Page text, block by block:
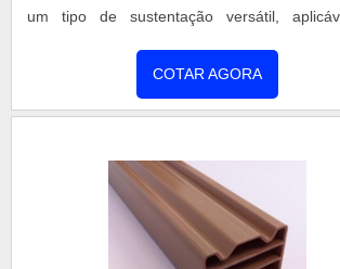
um tipo de sustentação versátil,
estruturas industriais. A montagem
flexibilidade para adaptações são
COTAR AGORA